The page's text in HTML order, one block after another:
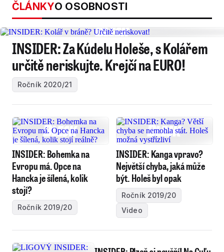
ČLÁNKYO OSOBNOSTI
INSIDER: Za Kúdelu Holeše, s Kolářem
určitě neriskujte. Krejčí na EURO!
Ročník 2020/21
INSIDER: Bohemka na
Evropu má. Opce na
Hancka je šílená, kolik
stojí?
Ročník 2019/20
INSIDER: Kanga vpravo?
Největší chyba, jaká může
být. Holeš byl opak
Ročník 2019/20
Video